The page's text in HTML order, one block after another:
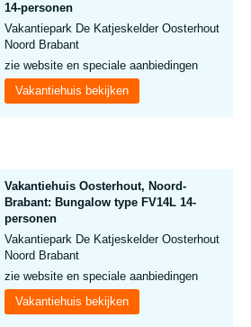
14-personen
Vakantiepark De Katjeskelder Oosterhout
Noord Brabant
zie website en speciale aanbiedingen
Vakantiehuis bekijken
Vakantiehuis Oosterhout, Noord-
Brabant: Bungalow type FV14L 14-
personen
Vakantiepark De Katjeskelder Oosterhout
Noord Brabant
zie website en speciale aanbiedingen
Vakantiehuis bekijken